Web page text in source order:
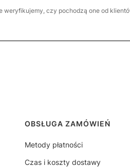
czy pochodzą one od
OBSŁUGA ZAMÓWIEŃ
Metody płatności
Czas i koszty dostawy